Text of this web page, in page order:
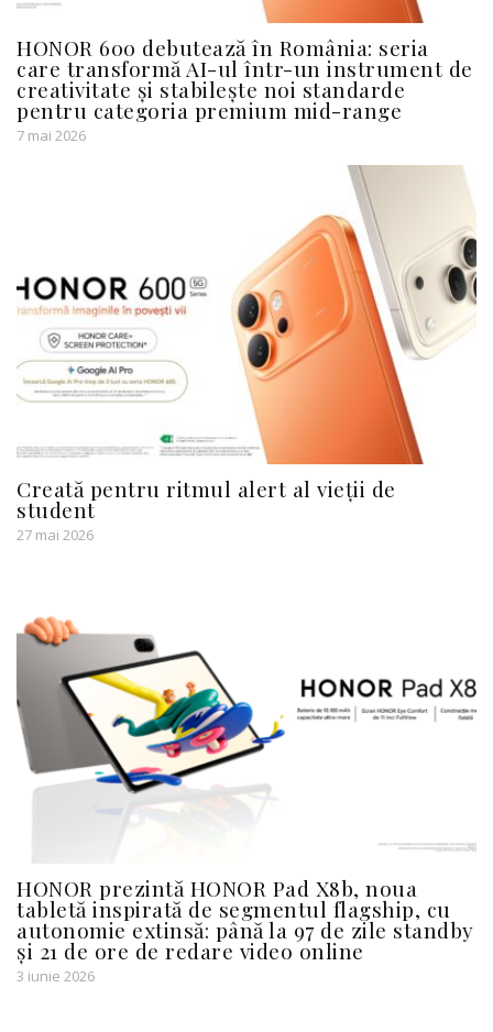
HONOR 600 debutează în România: seria
care transformă AI-ul într-un instrument de
creativitate și stabilește noi standarde
pentru categoria premium mid-range
7 mai 2026
Creată pentru ritmul alert al vieții de
student
27 mai 2026
HONOR prezintă HONOR Pad X8b, noua
tabletă inspirată de segmentul flagship, cu
autonomie extinsă: până la 97 de zile standby
și 21 de ore de redare video online
3 iunie 2026